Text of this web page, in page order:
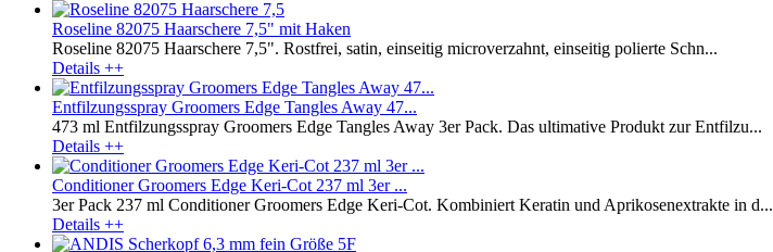
Roseline 82075 Haarschere 7,5" mit Haken
Roseline 82075 Haarschere 7,5". Rostfrei, satin, einseitig microverzahnt, einseitig polierte Schn...
Details ++
Entfilzungsspray Groomers Edge Tangles Away 47...
473 ml Entfilzungsspray Groomers Edge Tangles Away 3er Pack. Das ultimative Produkt zur Entfilzu...
Details ++
Conditioner Groomers Edge Keri-Cot 237 ml 3er ...
3er Pack 237 ml Conditioner Groomers Edge Keri-Cot. Kombiniert Keratin und Aprikosenextrakte in d...
Details ++